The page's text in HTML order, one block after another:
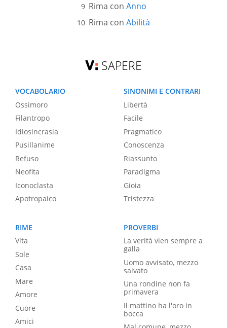
Rima con Anno
Rima con Abilità
SAPERE
VOCABOLARIO
Ossimoro
Filantropo
Idiosincrasia
Pusillanime
Refuso
Neofita
Iconoclasta
Apotropaico
SINONIMI E CONTRARI
Libertà
Facile
Pragmatico
Conoscenza
Riassunto
Paradigma
Gioia
Tristezza
RIME
Vita
Sole
Casa
Mare
Amore
Cuore
Amici
PROVERBI
La verità vien sempre a
galla
Uomo avvisato, mezzo
salvato
Una rondine non fa
primavera
Il mattino ha l'oro in
bocca